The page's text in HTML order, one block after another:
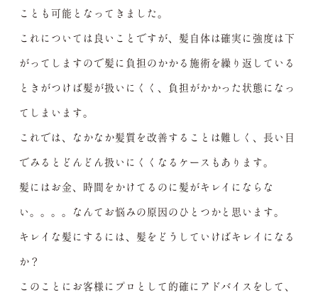
ことも可能となってきました。
これについては良いことですが、髪自体は確実に強度は下
がってしますので髪に負担のかかる施術を繰り返している
ときがつけば髪が扱いにくく、負担がかかった状態になっ
てしまいます。
これでは、なかなか髪質を改善することは難しく、長い目
でみるとどんどん扱いにくくなるケースもあります。
髪にはお金、時間をかけてるのに髪がキレイにならな
い。。。。なんてお悩みの原因のひとつかと思います。
キレイな髪にするには、髪をどうしていけばキレイになる
か？
このことにお客様にプロとして的確にアドバイスをして、